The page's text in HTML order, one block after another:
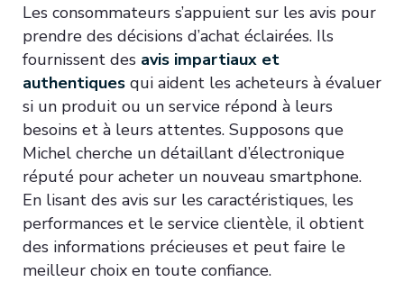
Les consommateurs s’appuient sur les avis pour
prendre des décisions d’achat éclairées. Ils
fournissent des avis impartiaux et
authentiques qui aident les acheteurs à évaluer
si un produit ou un service répond à leurs
besoins et à leurs attentes. Supposons que
Michel cherche un détaillant d’électronique
réputé pour acheter un nouveau smartphone.
En lisant des avis sur les caractéristiques, les
performances et le service clientèle, il obtient
des informations précieuses et peut faire le
meilleur choix en toute confiance.